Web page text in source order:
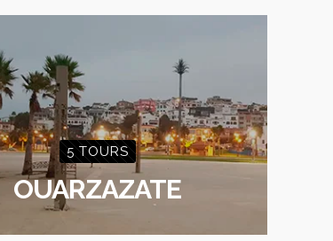
5 TOURS
OUARZAZATE